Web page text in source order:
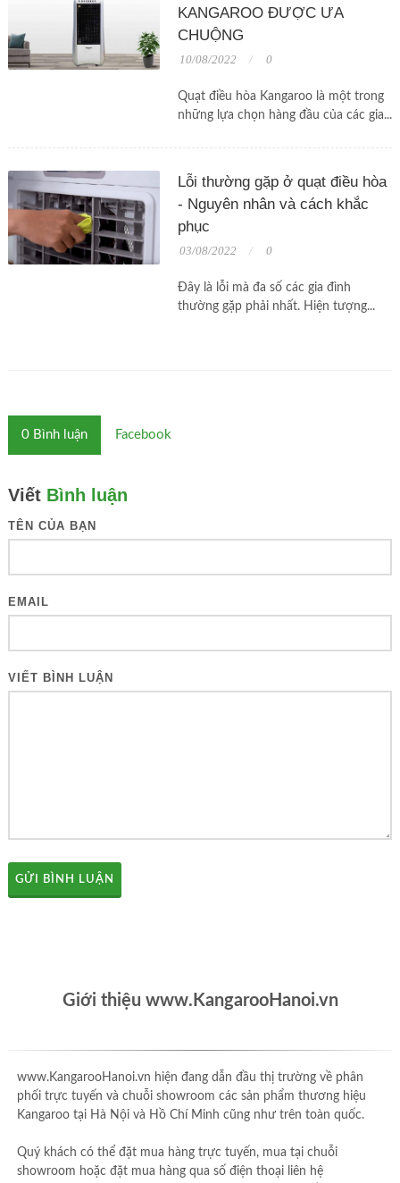
KANGAROO ĐƯỢC ƯA
CHUỘNG
10/08/2022 0
Quạt điều hòa Kangaroo là một trong
những lựa chọn hàng đầu của các gia...
Lỗi thường gặp ở quạt điều hòa
- Nguyên nhân và cách khắc
phục
03/08/2022 0
Đây là lỗi mà đa số các gia đình
thường gặp phải nhất. Hiện tượng...
0Bình luận Facebook
Viết Bình luận
TÊN CỦA BẠN
EMAIL
VIẾT BÌNH LUẬN
GỬI BÌNH LUẬN
Giới thiệu www.KangarooHanoi.vn
www.KangarooHanoi.vn hiện đang dẫn đầu thị trường về phân
phối trực tuyến và chuỗi showroom các sản phẩm thương hiệu
Kangaroo tại Hà Nội và Hồ Chí Minh cũng như trên toàn quốc.
Quý khách có thể đặt mua hàng trực tuyến, mua tại chuỗi
showroom hoặc đặt mua hàng qua số điện thoại liên hệ